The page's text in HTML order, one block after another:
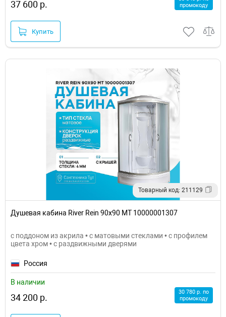
37 600 р.
промокоду
Купить
Товарный код: 211129
Душевая кабина River Rein 90x90 МТ 10000001307
с поддоном из акрила • с матовыми стеклами • с профилем
цвета хром • с раздвижными дверями
Россия
В наличии
34 200 р.
30 780 р. по
промокоду